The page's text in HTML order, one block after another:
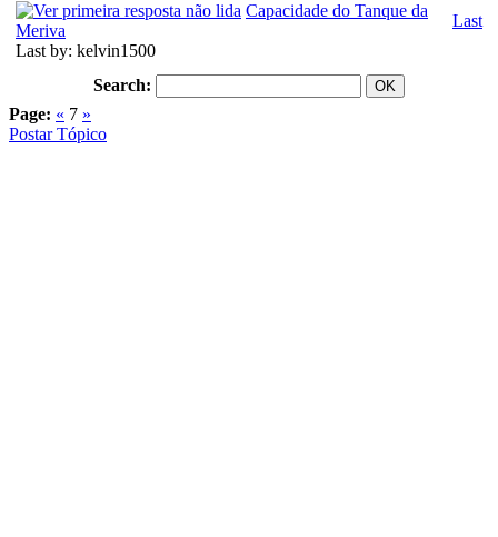
Capacidade do Tanque da
Meriva
Last by: kelvin1500
Last
Search:
Page: « 7 »
Postar Tópico